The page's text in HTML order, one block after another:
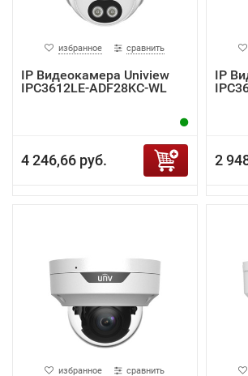
избранное сравнить
IP Видеокамера Uniview
IPC3612LE-ADF28KC-WL
4 246,66 руб.
IP
2
избранное сравнить